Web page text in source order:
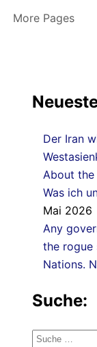
More Pages
Der Iran
About the
Was ich
Mai 2026
Any
the rogue
Nations.
Suche:
Suche